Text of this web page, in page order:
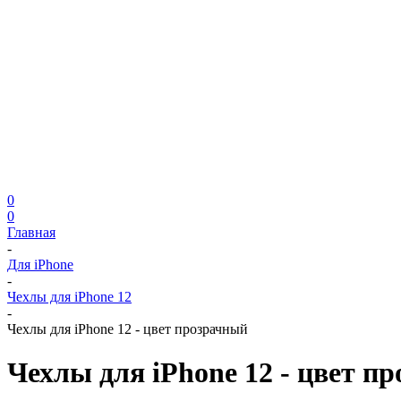
0
0
Главная
-
Для iPhone
-
Чехлы для iPhone 12
-
Чехлы для iPhone 12 - цвет прозрачный
Чехлы для iPhone 12 - цвет